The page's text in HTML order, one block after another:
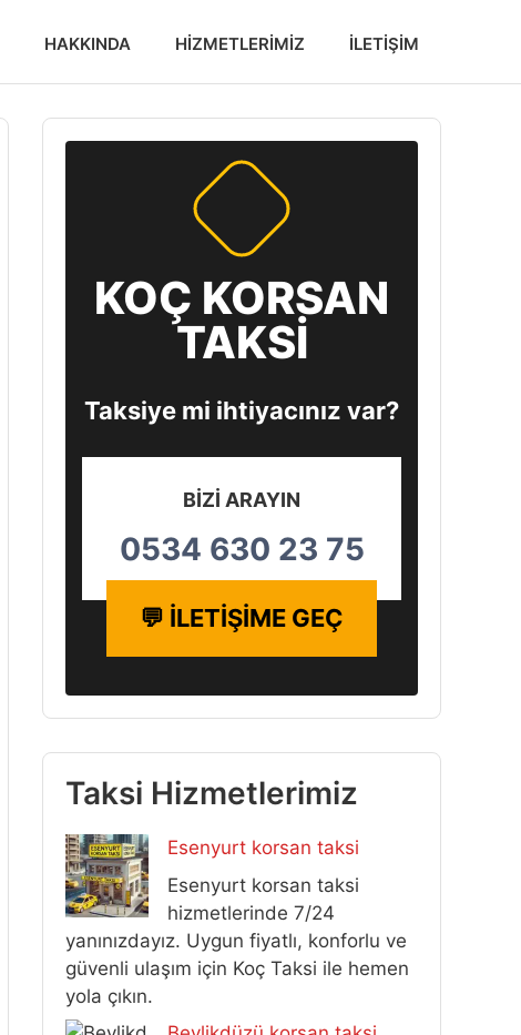
HAKKINDA HIZMETLERIMIZ İLETIŞIM
KOÇ KORSAN
TAKSİ
Taksiye mi ihtiyacınız var?
BİZİ ARAYIN
0534 630 23 75
💬 İLETİŞİME GEÇ
Taksi Hizmetlerimiz
Esenyurt korsan taksi
Esenyurt korsan taksi
hizmetlerinde 7/24
yanınızdayız. Uygun fiyatlı, konforlu ve
güvenli ulaşım için Koç Taksi ile hemen
yola çıkın.